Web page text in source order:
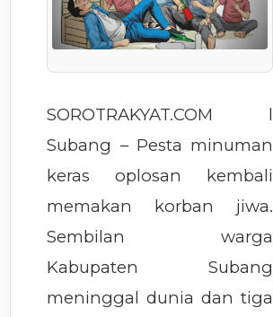
SOROTRAKYAT.COM l
Subang – Pesta minuman
keras oplosan kembali
memakan korban jiwa.
Sembilan warga
Kabupaten Subang
meninggal dunia dan tiga